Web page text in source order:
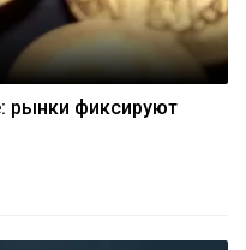
рынки фиксируют